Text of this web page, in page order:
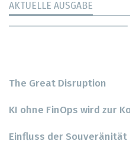
AKTUELLE AUSGABE
The Great Disruption
KI ohne FinOps wird zur
Einfluss der